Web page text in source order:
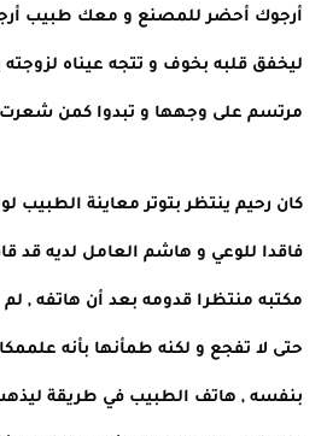
أرجوك أحضر للمصنع و معك طبيب
ليخفق قلبه بخوف و تتجه عيناه لزوجته
مرتسم على وجهها و تبدوا كمن
كان رحيم ينتظر بتوتر معاينة الطبيب
فاقدا للوعي و هاشم العامل لديه قد
مكتبه منتظرا قدومه بعد أن هاتفه ,
حتى لا تفجع و لكنه طمأنها بأنه
بنفسه , هاتف الطبيب في طريقة